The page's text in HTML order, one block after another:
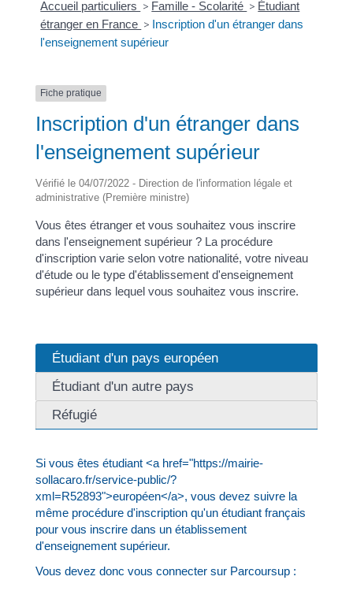
Accueil particuliers > Famille - Scolarité > Étudiant
étranger en France > Inscription d'un étranger dans
l'enseignement supérieur
Fiche pratique
Inscription d'un étranger dans
l'enseignement supérieur
Vérifié le 04/07/2022 - Direction de l'information légale et
administrative (Première ministre)
Vous êtes étranger et vous souhaitez vous inscrire
dans l'enseignement supérieur ? La procédure
d'inscription varie selon votre nationalité, votre niveau
d'étude ou le type d'établissement d'enseignement
supérieur dans lequel vous souhaitez vous inscrire.
Étudiant d'un pays européen
Étudiant d'un autre pays
Réfugié
Si vous êtes étudiant <a href="https://mairie-
sollacaro.fr/service-public/?
xml=R52893">européen</a>, vous devez suivre la
même procédure d'inscription qu'un étudiant français
pour vous inscrire dans un établissement
d'enseignement supérieur.
Vous devez donc vous connecter sur Parcoursup :